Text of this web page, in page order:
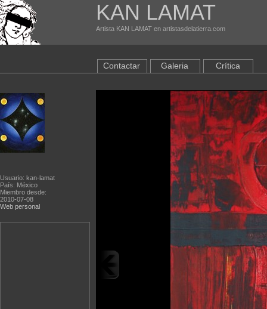
KAN LAMAT
Artista KAN LAMAT en artistasdelatierra.com
Usuario: kan-lamat
País: México
Miembro desde:
2010-07-08
Web personal
Contactar Galeria Crítica